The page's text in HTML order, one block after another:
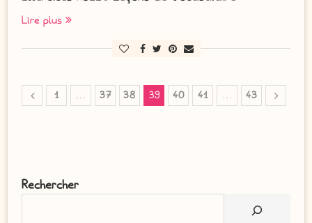
Lire plus
1 … 37 38 39 40 41 … 43
Rechercher